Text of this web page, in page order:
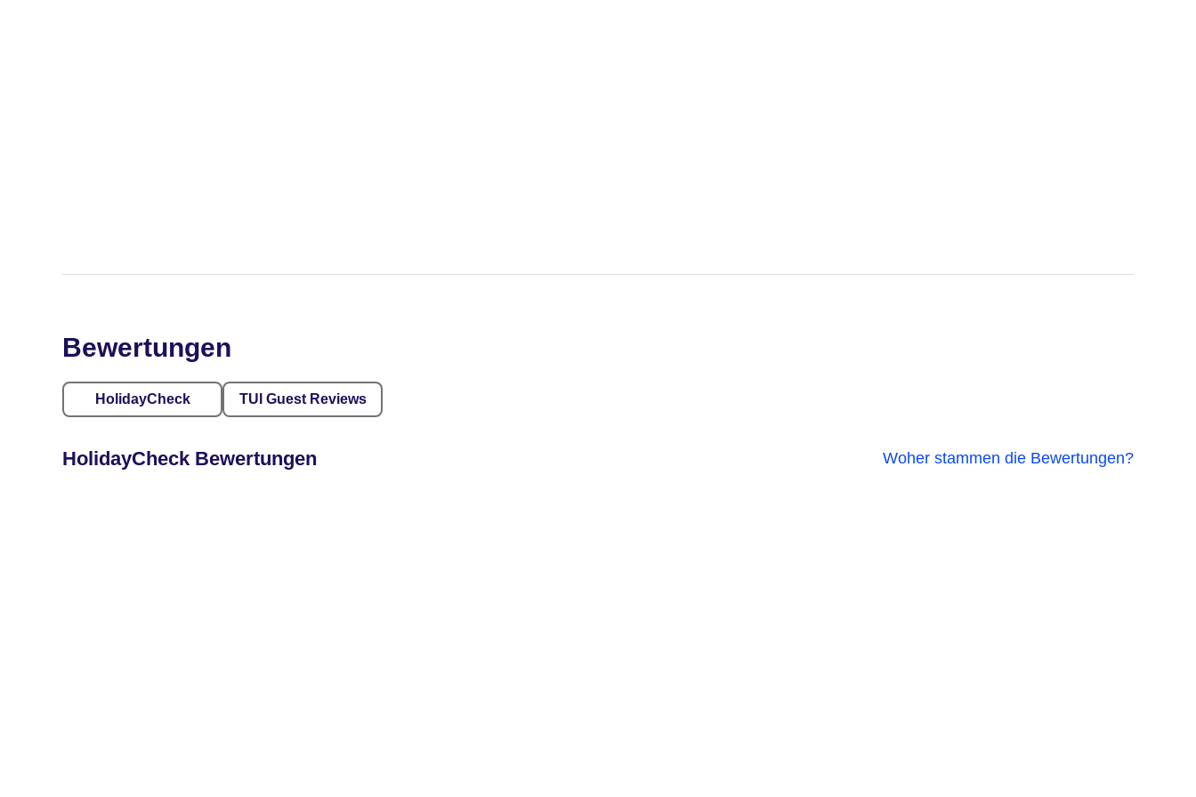
Bewertungen
HolidayCheck TUI Guest Reviews
HolidayCheck Bewertungen Woher stammen die Bewertungen?